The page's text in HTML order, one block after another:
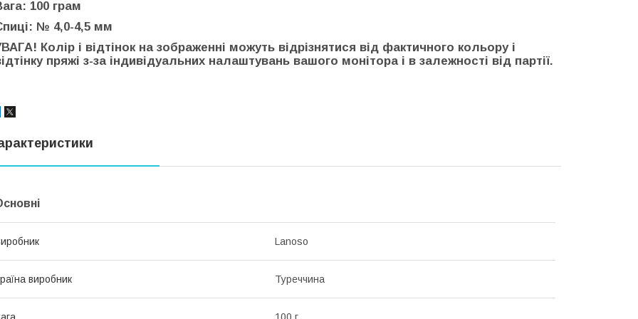
100 грам
№ 4,0-4,5 мм
Колір і відтінок на зображенні можуть відрізнятися від фактичного кольору і
пряжі з-за індивідуальних налаштувань вашого монітора і в залежності від партії.
Lanoso
виробник Туреччина